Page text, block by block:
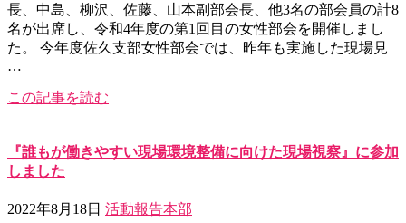
長、中島、柳沢、佐藤、山本副部会長、他3名の部会員の計8
名が出席し、令和4年度の第1回目の女性部会を開催しまし
た。 今年度佐久支部女性部会では、昨年も実施した現場見
…
この記事を読む
『誰もが働きやすい現場環境整備に向けた現場視察』に参加
しました
2022年8月18日 活動報告本部